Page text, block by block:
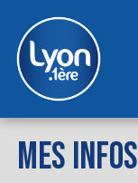
MES INFOS